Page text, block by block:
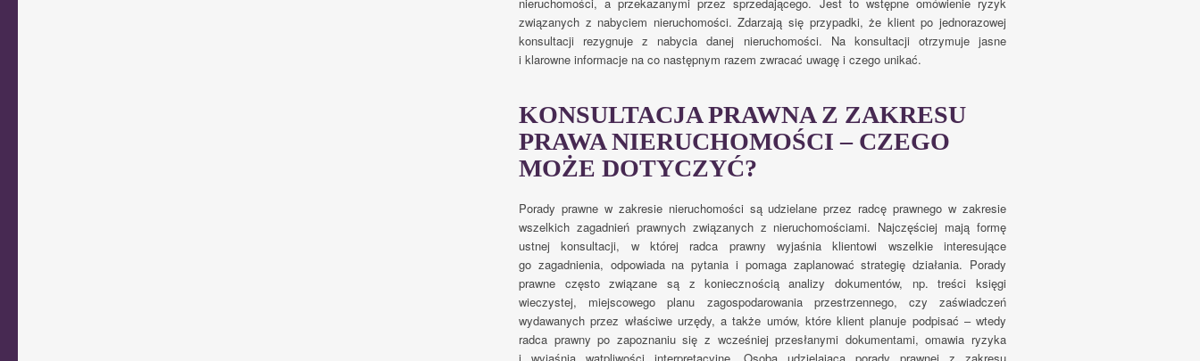
związanych z nabyciem nieruchomości. Zdarzają się przypadki, że klient po jednorazowej
konsultacji rezygnuje z nabycia danej nieruchomości. Na konsultacji otrzymuje jasne
i klarowne informacje na co następnym razem zwracać uwagę i czego unikać.
KONSULTACJA PRAWNA Z ZAKRESU
PRAWA NIERUCHOMOŚCI – CZEGO
MOŻE DOTYCZYĆ?
Porady prawne w zakresie nieruchomości są udzielane przez radcę prawnego w zakresie
wszelkich zagadnień prawnych związanych z nieruchomościami. Najczęściej mają formę
ustnej konsultacji, w której radca prawny wyjaśnia klientowi wszelkie interesujące
go zagadnienia, odpowiada na pytania i pomaga zaplanować strategię działania. Porady
prawne często związane są z koniecznością analizy dokumentów, np. treści księgi
wieczystej, miejscowego planu zagospodarowania przestrzennego, czy zaświadczeń
wydawanych przez właściwe urzędy, a także umów, które klient planuje podpisać – wtedy
radca prawny po zapoznaniu się z wcześniej przesłanymi dokumentami, omawia ryzyka
i wyjaśnia wątpliwości interpretacyjne. Osoba udzielająca porady prawnej z zakresu